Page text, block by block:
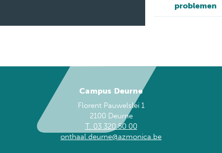
problemen
Campus Deurne
Florent Pauwelslei 1
2100 Deurne
T. 03 320 50 00
onthaal.deurne@azmonica.be